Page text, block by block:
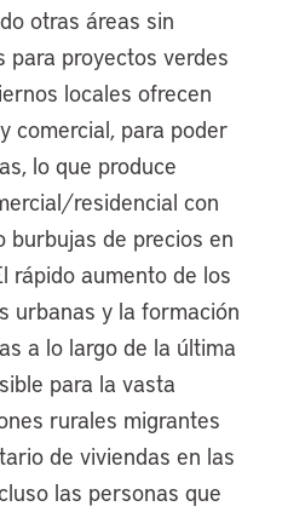
otras áreas sin
para proyectos verdes
locales ofrecen
comercial, para poder
lo que produce
residencial con
burbujas de precios en
rápido aumento de los
urbanas y la formación
a lo largo de la última
para la vasta
rurales migrantes
de viviendas en las
las personas que